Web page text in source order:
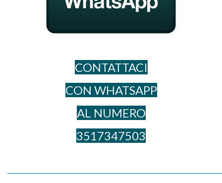
CONTATTACI
CON WHATSAPP
AL NUME​RO
3517347503